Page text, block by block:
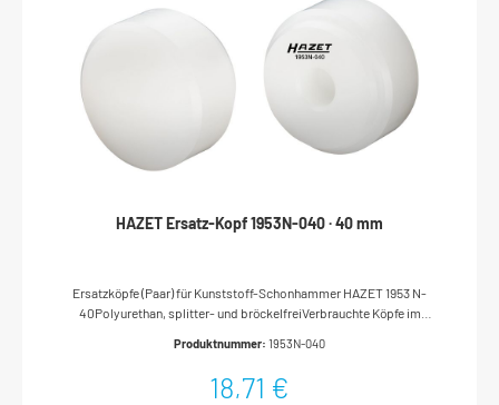
HAZET Ersatz-Kopf 1953N-040 · 40 mm
Ersatzköpfe (Paar) für Kunststoff-Schonhammer HAZET 1953 N-
40Polyurethan, splitter- und bröckelfreiVerbrauchte Köpfe im
auftreibenMade In GermanyDurchmesser: 40 mmNetto-Gewicht
Produktnummer: 1953N-040
18,71 €